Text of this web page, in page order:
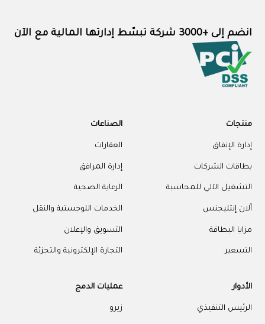
انضم إلى +3000 شركة تبسّط إدارتها المالية مع الآن
منتجات
إدارة الإنفاق
بطاقات الشركات
التشغيل الآلي للمحاسبة
آلان إنتليجنس
مزايا البطاقة
التسعير
الصناعات
العقارات
إدارة المرافق
الرعاية الصحية
الخدمات اللوجستية والنقل
التسويق والإعلان
التجارة الإلكترونية والتجزئة
الأدوار
الرئيس التنفيذي
عمليات الدمج
زيرو